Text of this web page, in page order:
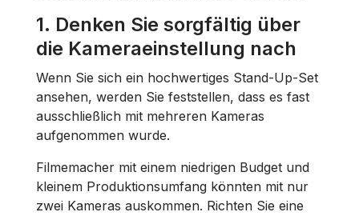
1. Denken Sie sorgfältig über
die Kameraeinstellung nach
Wenn Sie sich ein hochwertiges Stand-Up-Set
ansehen, werden Sie feststellen, dass es fast
ausschließlich mit mehreren Kameras
aufgenommen wurde.
Filmemacher mit einem niedrigen Budget und
kleinem Produktionsumfang könnten mit nur
zwei Kameras auskommen. Richten Sie eine